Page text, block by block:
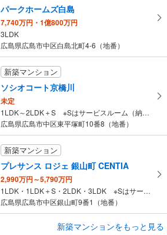
パークホームズ白島
7,740万円・1億800万円
3LDK
広島県広島市中区白島北町4-6（地番）
新築マンション
ソシオコート京橋川
未定
1LDK～2LDK＋S ※Sはサービスルーム（納戸）です。
広島県広島市中区東平塚町10番8（地番）
新築マンション
プレサンス ロジェ 銀山町 CENTIA
2,990万円～5,790万円
1LDK・1LDK＋S・2LDK・3LDK ※Sはサービスルーム（納戸）です。
広島県広島市中区銀山町9番1（地番）
新築マンション新築マンションをもっと見る